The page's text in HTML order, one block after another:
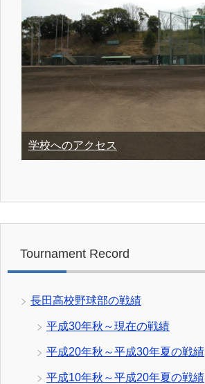
学校へのアクセス
Tournament Record
長田高校野球部の戦績
平成30年秋～現在の戦績
平成20年秋～平成30年夏の戦績
平成10年秋～平成20年夏の戦績